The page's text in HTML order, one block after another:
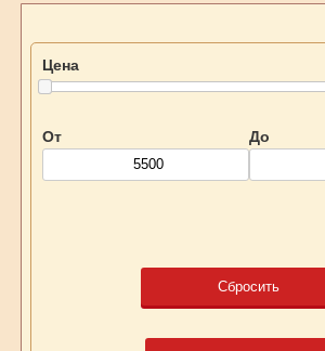
Цена
От До
Сбросить